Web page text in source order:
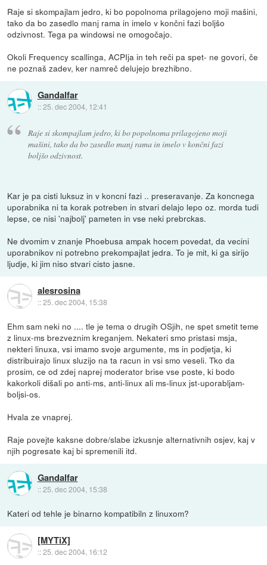
Raje si skompajlam jedro, ki bo popolnoma prilagojeno moji mašini,
tako da bo zasedlo manj rama in imelo v končni fazi boljšo
odzivnost. Tega pa windowsi ne omogočajo.
Okoli Frequency scallinga, ACPIja in teh reči pa spet- ne govori, če
ne poznaš zadev, ker namreč delujejo brezhibno.
Gandalfar
::25. dec 2004, 12:41
Raje si skompajlam jedro, ki bo popolnoma prilagojeno moji
mašini, tako da bo zasedlo manj rama in imelo v končni fazi
boljšo odzivnost.
Kar je pa cisti luksuz in v koncni fazi .. preseravanje. Za koncnega
uporabnika ni ta korak potreben in stvari delajo lepo oz. morda tudi
lepse, ce nisi 'najbolj' pameten in vse neki prebrckas.
Ne dvomim v znanje Phoebusa ampak hocem povedat, da vecini
uporabnikov ni potrebno prekompajlat jedra. To je mit, ki ga sirijo
ljudje, ki jim niso stvari cisto jasne.
alesrosina
::25. dec 2004, 15:38
Ehm sam neki no .... tle je tema o drugih OSjih, ne spet smetit teme
z linux-ms brezveznim kreganjem. Nekateri smo pristasi msja,
nekteri linuxa, vsi imamo svoje argumente, ms in podjetja, ki
distribuirajo linux sluzijo na ta racun in vsi smo veseli. Tko da
prosim, ce od zdej naprej moderator brise vse poste, ki bodo
kakorkoli dišali po anti-ms, anti-linux ali ms-linux jst-uporabljam-
boljsi-os.
Hvala ze vnaprej.
Raje povejte kaksne dobre/slabe izkusnje alternativnih osjev, kaj v
njih pogresate kaj bi spremenili itd.
Gandalfar
::25. dec 2004, 15:38
Kateri od tehle je binarno kompatibiln z linuxom?
[MYTiX]
::25. dec 2004, 16:12